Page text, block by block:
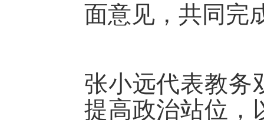
面意见，共同完
张小远代表教务
提高政治站位，